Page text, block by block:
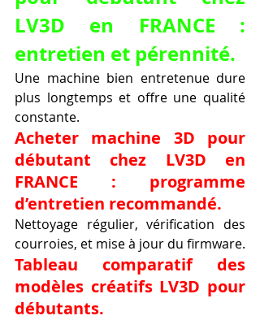
LV3D en FRANCE :
entretien et pérennité.
Une machine bien entretenue dure
plus longtemps et offre une qualité
constante.
Acheter machine 3D pour
débutant chez LV3D en
FRANCE : programme
d’entretien recommandé.
Nettoyage régulier, vérification des
courroies, et mise à jour du firmware.
Tableau comparatif des
modèles créatifs LV3D pour
débutants.